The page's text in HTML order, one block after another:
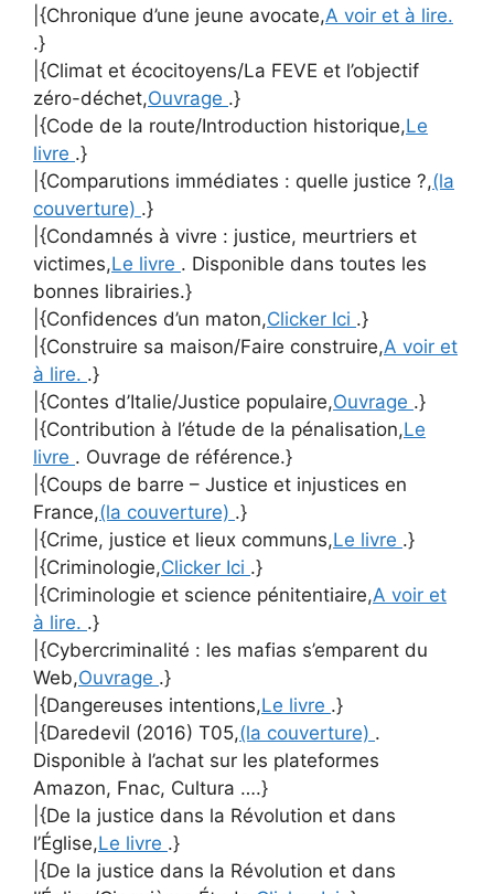
|{Chronique d’une jeune avocate,A voir et à lire.
.}
|{Climat et écocitoyens/La FEVE et l’objectif
zéro-déchet,Ouvrage .}
|{Code de la route/Introduction historique,Le
livre .}
|{Comparutions immédiates : quelle justice ?,(la
couverture) .}
|{Condamnés à vivre : justice, meurtriers et
victimes,Le livre . Disponible dans toutes les
bonnes librairies.}
|{Confidences d’un maton,Clicker Ici .}
|{Construire sa maison/Faire construire,A voir et
à lire. .}
|{Contes d’Italie/Justice populaire,Ouvrage .}
|{Contribution à l’étude de la pénalisation,Le
livre . Ouvrage de référence.}
|{Coups de barre – Justice et injustices en
France,(la couverture) .}
|{Crime, justice et lieux communs,Le livre .}
|{Criminologie,Clicker Ici .}
|{Criminologie et science pénitentiaire,A voir et
à lire. .}
|{Cybercriminalité : les mafias s’emparent du
Web,Ouvrage .}
|{Dangereuses intentions,Le livre .}
|{Daredevil (2016) T05,(la couverture) .
Disponible à l’achat sur les plateformes
Amazon, Fnac, Cultura ….}
|{De la justice dans la Révolution et dans
l’Église,Le livre .}
|{De la justice dans la Révolution et dans